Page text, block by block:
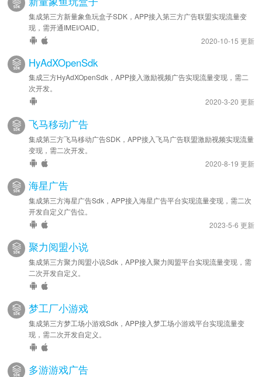
集成第三方新量象鱼玩盒子SDK，APP接入第三方广告联盟实现流量变
现，需开通IMEI/OAID。
2020-10-15 更新
HyAdXOpenSdk
集成三方HyAdXOpenSdk，APP接入激励视频广告实现流量变现，需二
次开发。
2020-3-20 更新
飞马移动广告
集成第三方飞马移动广告SDK，APP接入飞马广告联盟激励视频实现流量
变现，需二次开发。
2020-8-19 更新
海星广告
集成第三方海星广告Sdk，APP接入海星广告平台实现流量变现，需二次
开发自定义广告位。
2023-5-6 更新
聚力阅盟小说
集成第三方聚力阅盟小说Sdk，APP接入聚力阅盟平台实现流量变现，需
二次开发自定义。
梦工厂小游戏
集成第三方梦工场小游戏Sdk，APP接入梦工场小游戏平台实现流量变
现，需二次开发自定义。
多游游戏广告